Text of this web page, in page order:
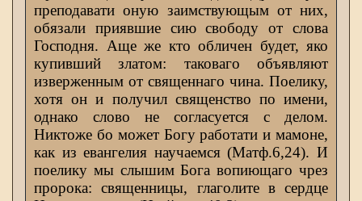
преподавати оную заимствующым от них,
обязали приявшие сию свободу от слова
Господня. Аще же кто обличен будет, яко
купивший златом: таковаго объявляют
изверженным от священнаго чина. Поелику,
хотя он и получил священство по имени,
однако слово не согласуется с делом.
Никтоже бо может Богу работати и мамоне,
как из евангелия научаемся (Матф.6,24). И
поелику мы слышим Бога вопиющаго чрез
пророка: священницы, глаголите в сердце